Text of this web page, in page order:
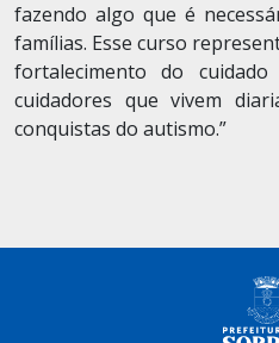
fazendo algo que é
famílias. Esse curso
fortalecimento do
cuidadores que vivem
conquistas do autismo.”